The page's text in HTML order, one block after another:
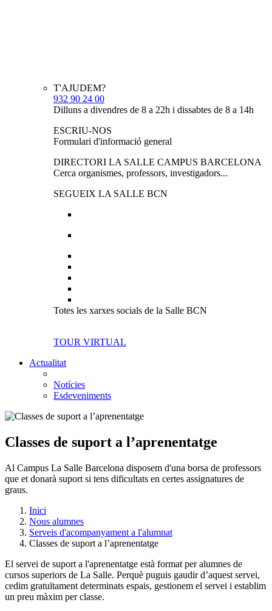
T'AJUDEM?
932 90 24 00
Dilluns a divendres de 8 a 22h i dissabtes de 8 a 14h
ESCRIU-NOS
Formulari d'informació general
DIRECTORI LA SALLE CAMPUS BARCELONA
Cerca organismes, professors, investigadors...
SEGUEIX LA SALLE BCN
Totes les xarxes socials de la Salle BCN
TOUR VIRTUAL
Actualitat
Notícies
Esdeveniments
Classes de suport a l’aprenentatge
Al Campus La Salle Barcelona disposem d'una borsa de professors
que et donarà suport si tens dificultats en certes assignatures de
graus.
Inici
Nous alumnes
Serveis d'acompanyament a l'alumnat
Classes de suport a l’aprenentatge
El servei de suport a l'aprenentatge està format per alumnes de
cursos superiors de La Salle. Perquè puguis gaudir d’aquest servei,
cedim gratuïtament determinats espais, gestionem el servei i establim
un preu màxim per classe.